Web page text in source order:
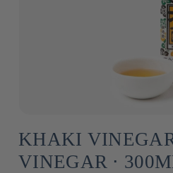
KHAKI
VINEGAR ⋅